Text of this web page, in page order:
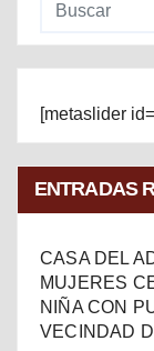
[metaslider
ENTRADAS
CASA DEL
MUJERES
NIÑA CON
VECINDAD